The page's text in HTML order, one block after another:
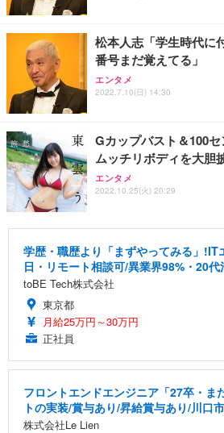
松本人志「学生時代に
番号まだ覚えてる」
エンタメ
2022.7.10(日) 14:30
Gカップバスト＆100セ
ムッチリボディを大胆
エンタメ
2022.10.25(火) 20:29
学歴・職歴より「まずやってみる」!IT
日・リモート相談可/異業界98%・20代
toBE Tech株式会社
東京都
月給25万円～30万円
正社員
フロントエンドエンジニア「27卒・ま
トの実装/賞与あり/昇給賞与あり/川口
株式会社Le Lien